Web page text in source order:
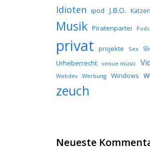
Idioten ipod J.B.O. Katzen
Musik Piratenpartei
privat projekte Sex
Urheberrecht venue music
Webdev Werbung Windows
zeuch
Neueste